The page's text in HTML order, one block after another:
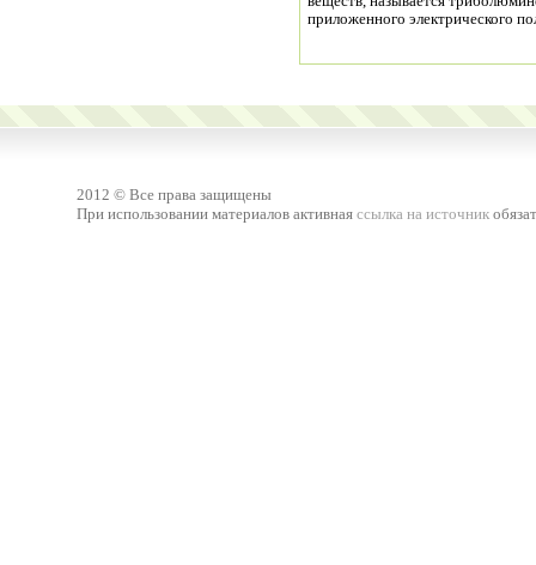
приложенного электрического
2012 © Все права защищены
При использовании материалов активная ссылка на источник